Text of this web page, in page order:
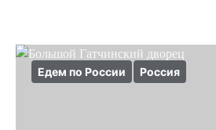
Едем по России Россия